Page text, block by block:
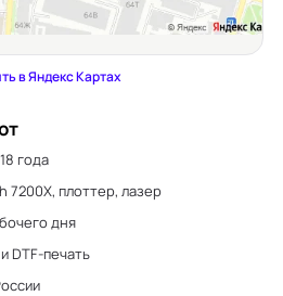
в Яндекс Картах
года
7200X, плоттер, лазер
дня
DTF-печать